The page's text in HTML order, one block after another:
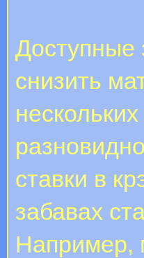
Доступные
снизить
ставки в
забавах
Например,